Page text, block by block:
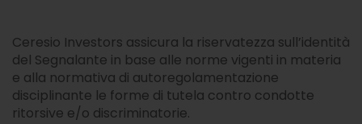
può essere diretta esclusivamente ad investitori
qualificati (“Investitori Qualificati”), così come
definito dalla Legge sugli Investimenti Collettivi di
Capitale del 23 giugno 2006 (“LICol”) e dalle
relative ordinanze. Il Fondo non è stato
autorizzato dall’autorità federale di vigilanza sui
Ceresio Investors assicura la riservatezza sull’identità
del Segnalante in base alle norme vigenti in materia
e alla normativa di autoregolamentazione
disciplinante le forme di tutela contro condotte
ritorsive e/o discriminatorie.